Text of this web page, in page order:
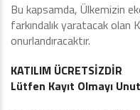
Bu kapsamda, Ülkemizin
farkındalık yaratacak olan
onurlandıracaktır.
KATILIM ÜCRETSİZDİR
Lütfen Kayıt Olmayı